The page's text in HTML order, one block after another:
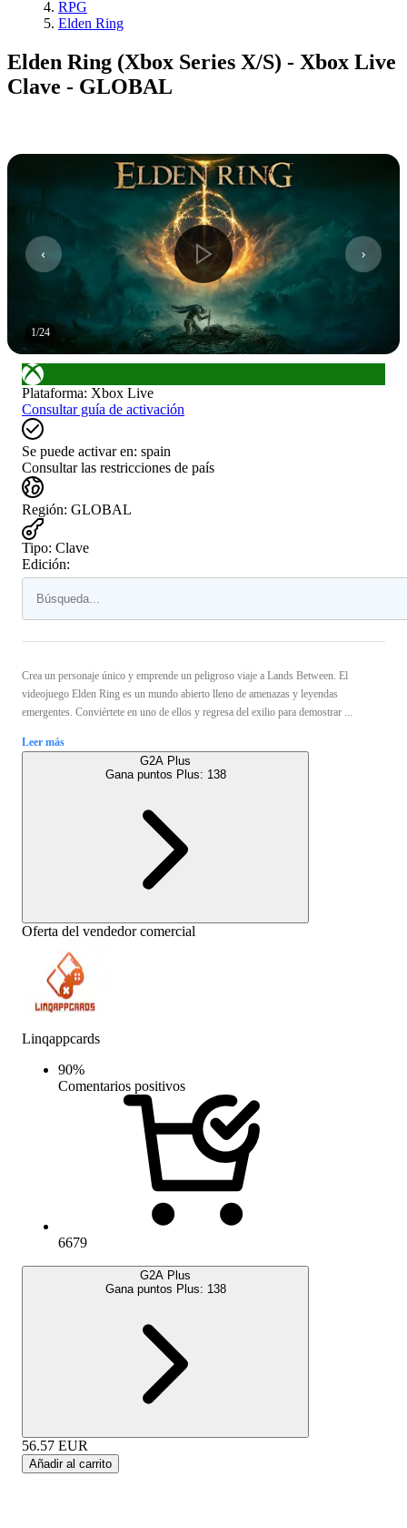
RPG
Elden Ring
Elden Ring (Xbox Series X/S) - Xbox Live
Clave - GLOBAL
1/24
Plataforma: Xbox Live
Consultar guía de activación
Se puede activar en: spain
Consultar las restricciones de país
Región: GLOBAL
Tipo: Clave
Edición:
Crea un personaje único y emprende un peligroso viaje a Lands Between. El
videojuego Elden Ring es un mundo abierto lleno de amenazas y leyendas
emergentes. Conviértete en uno de ellos y regresa del exilio para demostrar ...
Leer más
G2A Plus
Gana puntos Plus: 138
Oferta del vendedor comercial
Linqappcards
90%
Comentarios positivos
6679
G2A Plus
Gana puntos Plus: 138
56.57 EUR
Añadir al carrito